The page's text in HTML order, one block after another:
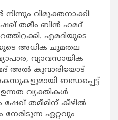
നിന്നും വിമുക്തനാക്കി
തമീം ബിന്‍ ഹമദ്
എമദിയുടെ
അധിക ചുമതല
വ്യാവസായിക
അല്‍ കുവാരിയോട്
ബന്ധപ്പെട്ട്
വ്യക്തികള്‍
ഷേഖ് തമീമിന് കീഴില്‍
ഏറ്റവും